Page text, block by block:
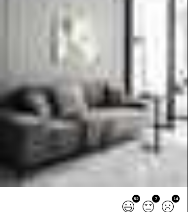
52 7 14